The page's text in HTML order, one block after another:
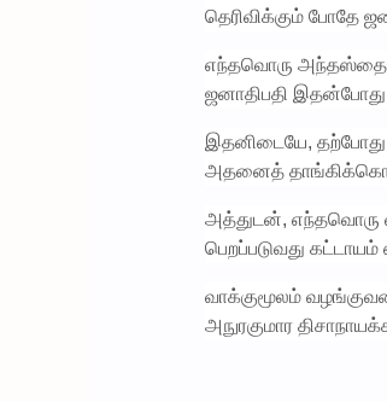
தெரிவிக்கும் போதே
எந்தவொரு
ஜனாதிபதி இதன்போது
இதனிடையே,
அதனைத் தாங்கிக்கொள்ள
அத்துடன், எந்தவொரு
பெறப்படுவது கட்டாயம்
வாக்குமூலம்
அநுரகுமார